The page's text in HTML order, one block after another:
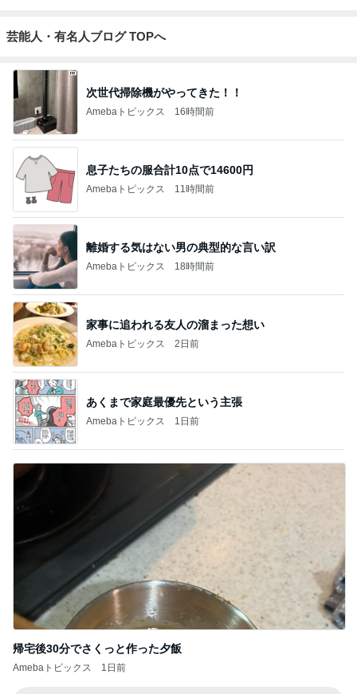
芸能人・有名人ブログ TOPへ
次世代掃除機がやってきた！！
Amebaトピックス 16時間前
息子たちの服合計10点で14600円
Amebaトピックス 11時間前
離婚する気はない男の典型的な言い訳
Amebaトピックス 18時間前
家事に追われる友人の溜まった想い
Amebaトピックス 2日前
あくまで家庭最優先という主張
Amebaトピックス 1日前
帰宅後30分でさくっと作った夕飯
Amebaトピックス 1日前